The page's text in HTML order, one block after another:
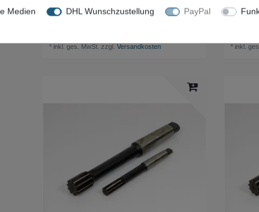
(8x) Segment Spannscheiben
Werkstückspannaufnahmen
* inkl. ges. MwSt. zzgl.Versandkosten
(6x)
* inkl.
Medien DHL Wunschzustellung PayPal